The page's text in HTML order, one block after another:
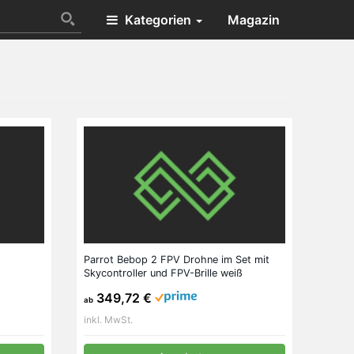
Kategorien Magazin
Parrot Bebop 2 FPV Drohne im Set mit
Skycontroller und FPV-Brille weiß
ab 349,72 €
inkl. MwSt.